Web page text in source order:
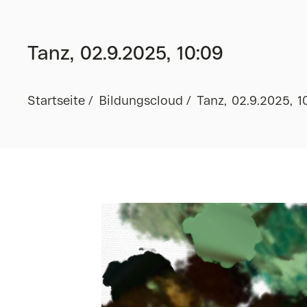
Tanz, 02.9.2025, 10:09
Startseite Bildungscloud Tanz, 02.9.2025,